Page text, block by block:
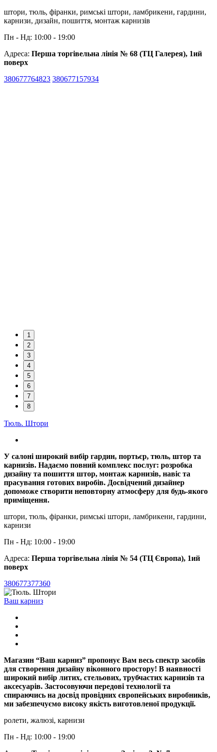
штори, тюль, фіранки, римські штори, ламбрикени, гардини,
карнизи, дизайн, пошиття, монтаж карнизів
Пн - Нд: 10:00 - 19:00
Адреса: Перша торгівельна лінія № 68 (ТЦ Галерея), 1ий
поверх
380677764823 380677157934
1
2
3
4
5
6
7
8
Тюль. Штори
У салоні широкий вибір гардин, портьєр, тюль, штор та
карнизів. Надаємо повний комплекс послуг: розробка
дизайну та пошиття штор, монтаж карнизів, навіс та
прасування готових виробів. Досвідчений дизайнер
допоможе створити неповторну атмосферу для будь-якого
приміщення.
штори, тюль, фіранки, римські штори, ламбрикени, гардини,
карнизи
Пн - Нд: 10:00 - 19:00
Адреса: Перша торгівельна лінія № 54 (ТЦ Європа), 1ий
поверх
380677377360
Ваш карниз
Магазин “Ваш карниз” пропонує Вам весь спектр засобів
для створення дизайну віконного простору! В наявності
широкий вибір литих, стельових, трубчастих карнизів та
аксесуарів. Застосовуючи передові технології та
спираючись на досвід провідних європейських виробників,
ми забезпечуємо високу якість виготовленої продукції.
ролети, жалюзі, карнизи
Пн - Нд: 10:00 - 19:00